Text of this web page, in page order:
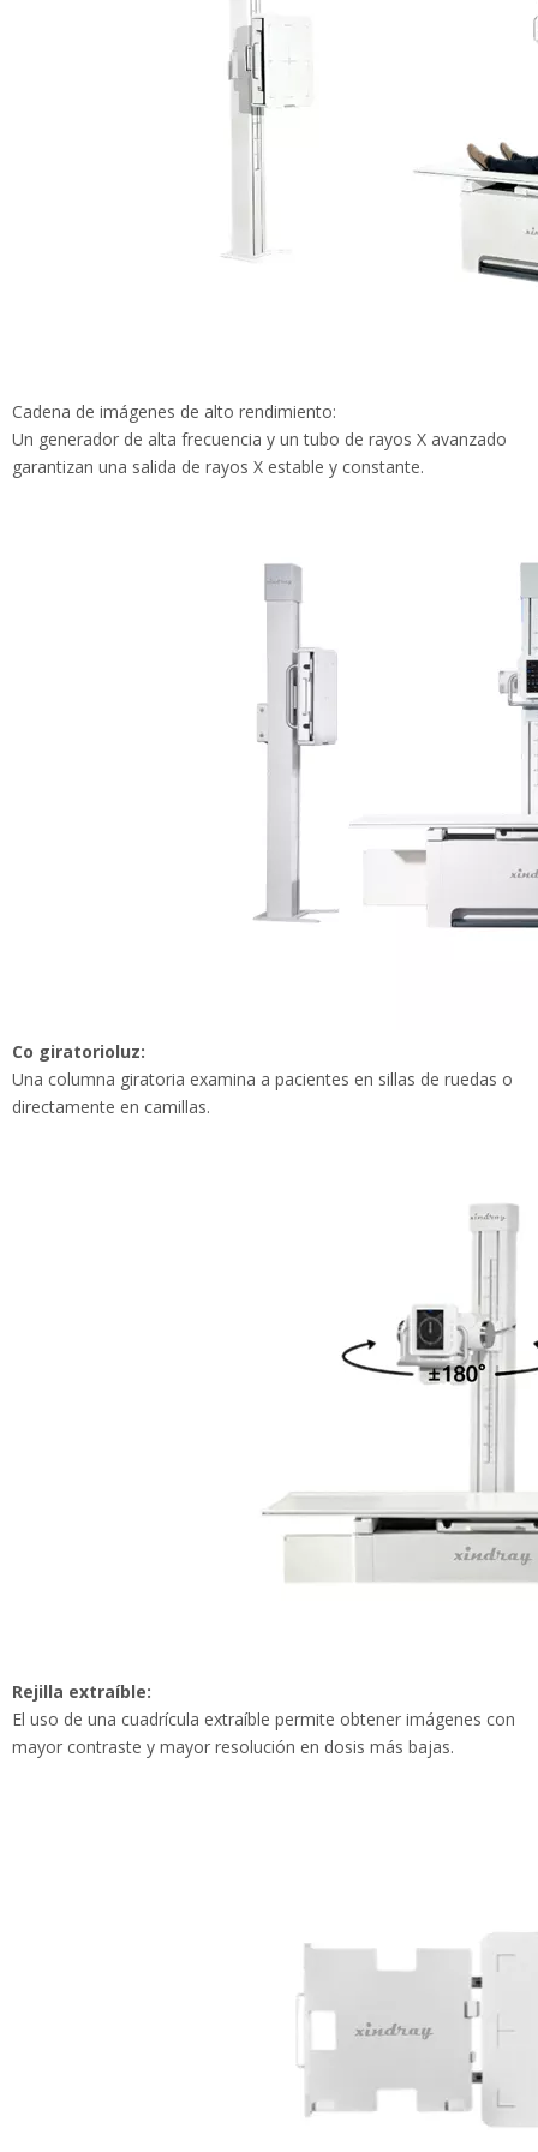
Cadena de imágenes de alto rendimiento:
Un generador de alta frecuencia y un tubo de rayos X avanzado
garantizan una salida de rayos X estable y constante.
Co giratorioluz:
Una columna giratoria examina a pacientes en sillas de ruedas o
directamente en camillas.
Rejilla extraíble:
El uso de una cuadrícula extraíble permite obtener imágenes con
mayor contraste y mayor resolución en dosis más bajas.